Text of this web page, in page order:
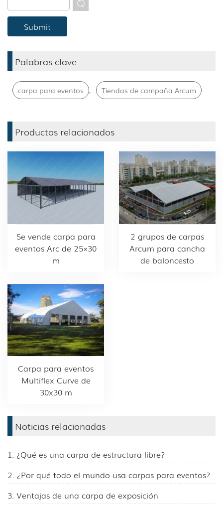
Palabras clave
carpa para eventos , Tiendas de campaña Arcum
Productos relacionados
Se vende carpa para
eventos Arc de 25×30
m
2 grupos de carpas
Arcum para cancha
de baloncesto
Carpa para eventos
Multiflex Curve de
30x30 m
Noticias relacionadas
1. ¿Qué es una carpa de estructura libre?
2. ¿Por qué todo el mundo usa carpas para eventos?
3. Ventajas de una carpa de exposición